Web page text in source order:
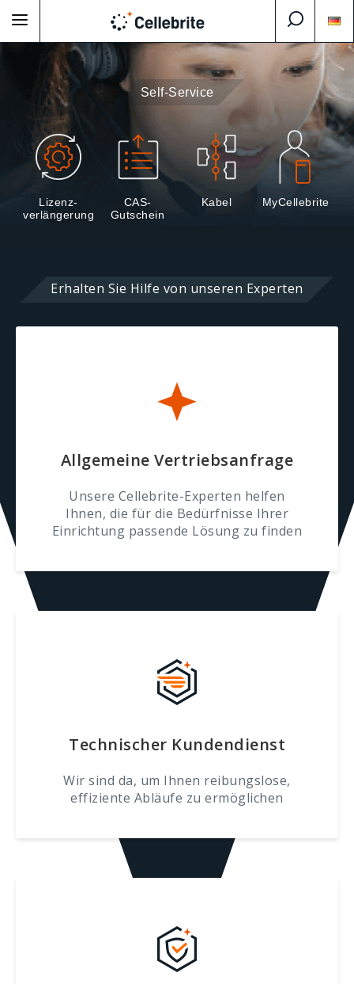
Self-Service
Lizenz-
verlängerung
CAS-
Gutschein
Kabel MyCellebrite
Erhalten Sie Hilfe von unseren Experten
Allgemeine Vertriebsanfrage
Unsere Cellebrite-Experten helfen
Ihnen, die für die Bedürfnisse Ihrer
Einrichtung passende Lösung zu finden
Technischer Kundendienst
Wir sind da, um Ihnen reibungslose,
effiziente Abläufe zu ermöglichen